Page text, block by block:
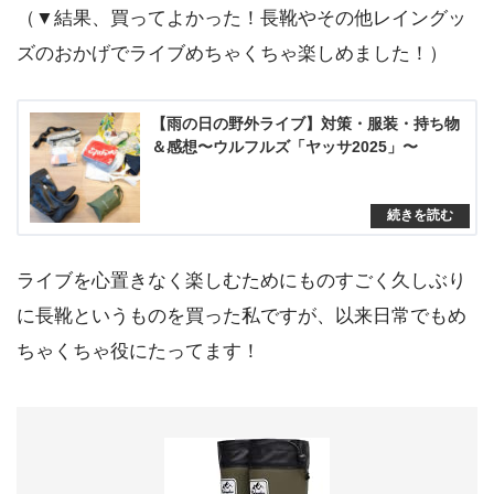
（▼結果、買ってよかった！長靴やその他レイングッ
ズのおかげでライブめちゃくちゃ楽しめました！）
【雨の日の野外ライブ】対策・服装・持ち物
＆感想〜ウルフルズ「ヤッサ2025」〜
ライブを心置きなく楽しむためにものすごく久しぶり
に長靴というものを買った私ですが、以来日常でもめ
ちゃくちゃ役にたってます！